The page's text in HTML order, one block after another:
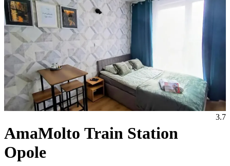
AmaMolto Train Station
Opole
3.7